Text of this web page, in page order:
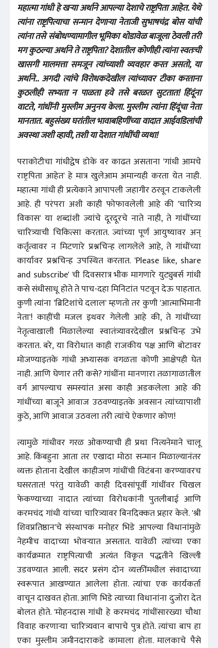
महात्मा गांधी हे खऱ्या अर्थाने आपल्या देशाचे राष्ट्रपिता आहेत. येथे
त्यांना राष्ट्रपित्याचा सन्मान देणाऱ्या नेताजी सुभाषचंद्र बोस यांची
त्यांना तसे संबोधण्यामागील भूमिका थोडावेळ बाजूला ठेवली तरी
मग कुठल्या अर्थाने ते राष्ट्रपिता? देशातील कोणीही त्यांना स्वतःची
खासगी मालमत्ता समजून त्यांच्याशी व्यवहार करत असतो, या
अर्थाने.. अगदी त्यांचे विरोधकदेखील त्यांच्यावर टीका करताना
कुठलीही सभ्यता न पाळता हवे तसे बरळत सुटतात! हिंदूंना
वाटते, गांधींनी मुस्लीम अनुनय केला. मुस्लीम त्यांना हिंदूंचा नेता
मानतात. बहुसंख्य घरांतील भावाबहिणींच्या वादात आईवडिलांची
अवस्था जशी व्हावी, तशी या देशात गांधींची व्यथा!
पराकोटीचा गांधीद्वेष डोके वर काढत असताना 'गांधी आमचे
राष्ट्रपिता आहेत' हे मात्र खुलेआम अमान्यही करता येत नाही.
महात्मा गांधी ही प्रत्येकाने आपापली जहागीर ठरवून टाकलेली
आहे. ही परंपरा अशी काही फोफावलेली आहे की 'चारित्र्य
विकास' या शब्दांशी ज्यांचे दूरदूरचे नाते नाही, ते गांधींच्या
चारित्र्याची चिकित्सा करतात. ज्यांच्या पूर्ण आयुष्यावर अन्
कर्तृत्वावर न मिटणारे प्रश्नचिन्ह लागलेले आहे, ते गांधींच्या
कार्यावर प्रश्नचिन्ह उपस्थित करतात. 'Please like, share
and subscribe' ची दिवसरात्र भीक मागणारे युट्युबर्स गांधी
कसे संधीसाधू होते ते पाच-दहा मिनिटांत पटवून देऊ पाहतात.
कुणी त्यांना 'ब्रिटिशांचे दलाल' म्हणतो तर कुणी 'आत्माभिमानी
नेता'! काहींची मजल इथवर गेलेली आहे की, ते गांधींच्या
नेतृत्वाखाली मिळालेल्या स्वातंत्र्यावरदेखील प्रश्नचिन्ह उभे
करतात. बरे, या विरोधात काही राजकीय पक्ष आणि बोटावर
मोजण्याइतके गांधी अभ्यासक वगळता कोणी आक्षेपही घेत
नाही. आणि घेणार तरी कसे? गांधींना मानणारा तळागाळातील
वर्ग आपल्याच समस्यांत असा काही अडकलेला आहे की
गांधींच्या बाजूने आवाज उठवण्याइतके अवसान त्यांच्यापाशी
कुठे, आणि आवाज उठवला तरी त्यांचे ऐकणार कोण!
त्यामुळे गांधीवर गरळ ओकण्याची ही प्रथा नित्यनेमाने चालू
आहे. किंबहुना आता तर एखादा मोठा सन्मान मिळाल्यानंतर
व्यक्त होताना देखील काहीजण गांधींची विटंबना करण्यावरच
घसरतात! परंतु यावेळी काही दिवसांपूर्वी गांधींवर चिखल
फेकण्याच्या नादात त्यांच्या विरोधकांनी पुतलीबाई आणि
करमचंद गांधी यांच्या चारित्र्यावर बिनदिक्कत प्रहार केले. 'श्री
शिवप्रतिष्ठान'चे संस्थापक मनोहर भिडे आपल्या विधानांमुळे
नेहमीच वादाच्या भोवऱ्यात असतात. यावेळी त्यांच्या एका
कार्यक्रमात राष्ट्रपित्याची अत्यंत विकृत पद्धतीने खिल्ली
उडवण्यात आली. सदर प्रसंग दोन व्यक्तींमधील संवादाच्या
स्वरूपात आखण्यात आलेला होता. त्यांचा एक कार्यकर्ता
वाचून दाखवत होता. आणि भिडे त्याच्या विधानांना दुजोरा देत
बोलत होते. 'मोहनदास गांधी हे करमचंद गांधींसारख्या चौथा
विवाह करणाऱ्या चारित्र्यवान बापाचे पुत्र होते. त्यांचा बाप हा
एका मुस्लीम जमीनदाराकडे कामाला होता. मालकाचे पैसे